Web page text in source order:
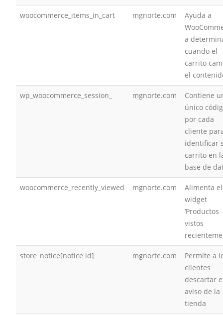
woocommerce_items_in_cart mgnorte.com
Ayuda a
a
cuando el
carrito
el
wp_woocommerce_session_ mgnorte.com
Contiene
único
por cada
cliente
identificar
carrito en
base de
woocommerce_recently_viewed mgnorte.com
Alimenta el
widget
‘Productos
vistos
store_notice[notice id] mgnorte.com
Permite a
clientes
descartar
aviso de la
tienda